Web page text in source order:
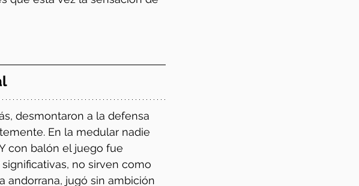
desmontaron a la defensa
En la medular nadie
con balón el juego fue
no sirven como
andorrana, jugó sin ambición